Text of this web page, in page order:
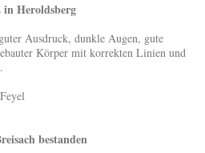
Heroldsberg
Ausdruck, dunkle Augen, gute
Körper mit korrekten Linien und
bestanden